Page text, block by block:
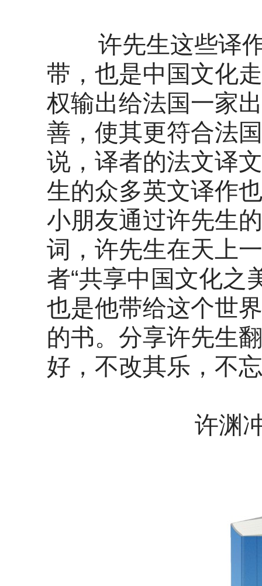
许先生这些译作
带，也是中国文化
权输出给法国一家
善，使其更符合法
说，译者的法文译
生的众多英文译作
小朋友通过许先生
词，许先生在天上
者“共享中国文化之
也是他带给这个世
的书。分享许先生
好，不改其乐，不
许渊